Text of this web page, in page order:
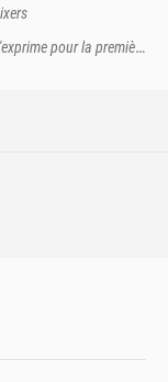
pour la première